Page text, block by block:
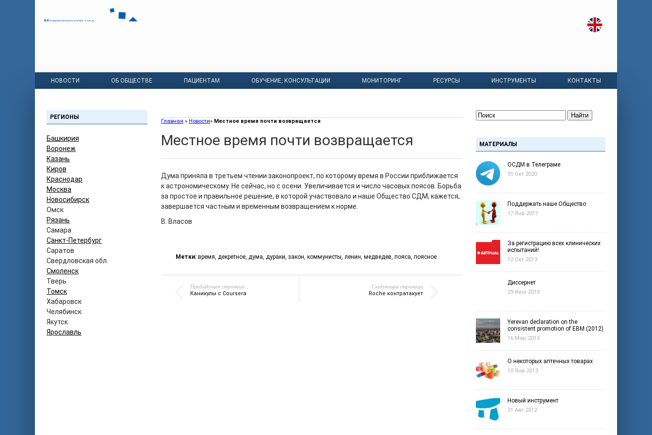
НОВОСТИ ОБ ОБЩЕСТВЕ ПАЦИЕНТАМ ОБУЧЕНИЕ, КОНСУЛЬТАЦИИ МОНИТОРИНГ РЕСУРСЫ ИНСТРУМЕНТЫ КОНТАКТЫ
РЕГИОНЫ
Башкирия
Воронеж
Казань
Киров
Краснодар
Москва
Новосибирск
Омск
Рязань
Самара
Санкт-Петербург
Саратов
Свердловская обл.
Смоленск
Тверь
Томск
Хабаровск
Челябинск
Якутск
Ярославль
Главная » Новости» Местное время почти возвращается
Местное время почти возвращается
Дума приняла в третьем чтении законопроект, по которому время в России приближается
к астрономическому. Не сейчас, но с осени. Увеличивается и число часовых поясов. Борьба
за простое и правильное решение, в которой участвовало и наше Общество СДМ, кажется,
завершается частным и временным возвращением к норме.
В. Власов
Метки: время, декретное, дума, дураки, закон, коммунисты, ленин, медведев, пояса, поясное
Предыдущая страница
Каникулы с Coursera
Следующая страница
Roche контратакует
Найти
МАТЕРИАЛЫ
ОСДМ в Телеграме
31 Окт 2020
Поддержать наше Общество
17 Янв 2017
За регистрацию всех клинических
испытаний!
12 Окт 2013
Диссернет
29 Июл 2013
Yerevan declaration on the
consistent promotion of EBM (2012)
16 Мар 2013
О некоторых аптечных товарах
10 Янв 2013
Новый инструмент
31 Авг 2012